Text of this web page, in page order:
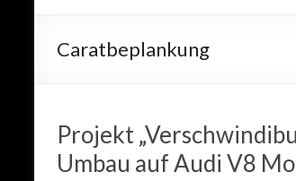
Caratbeplankung
Projekt
Umbau auf Audi V8